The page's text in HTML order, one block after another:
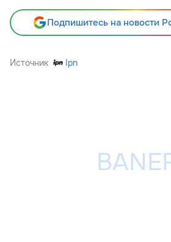
Подпишитесь на новости
Источник Ipn